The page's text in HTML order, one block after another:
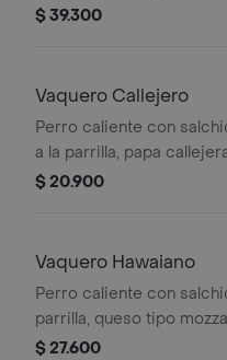
tocineta picada, papa
papas medianas (Corral
+ bebida PET
$ 39.300
Vaquero Callejero
Perro caliente con
a la parrilla, papa
picada, salsa blanca,
$ 20.900
Vaquero Hawaiano
Perro caliente con
parrilla, queso tipo
callejera, piña, salsa
$ 27.600